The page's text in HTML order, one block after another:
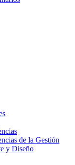
de la Gestión
y Diseño